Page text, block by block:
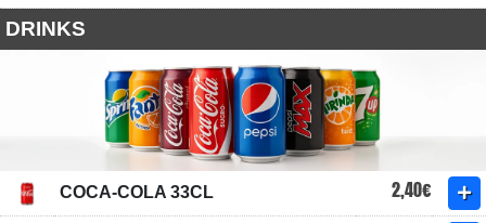
DRINKS
COCA-COLA 33CL 2,40€